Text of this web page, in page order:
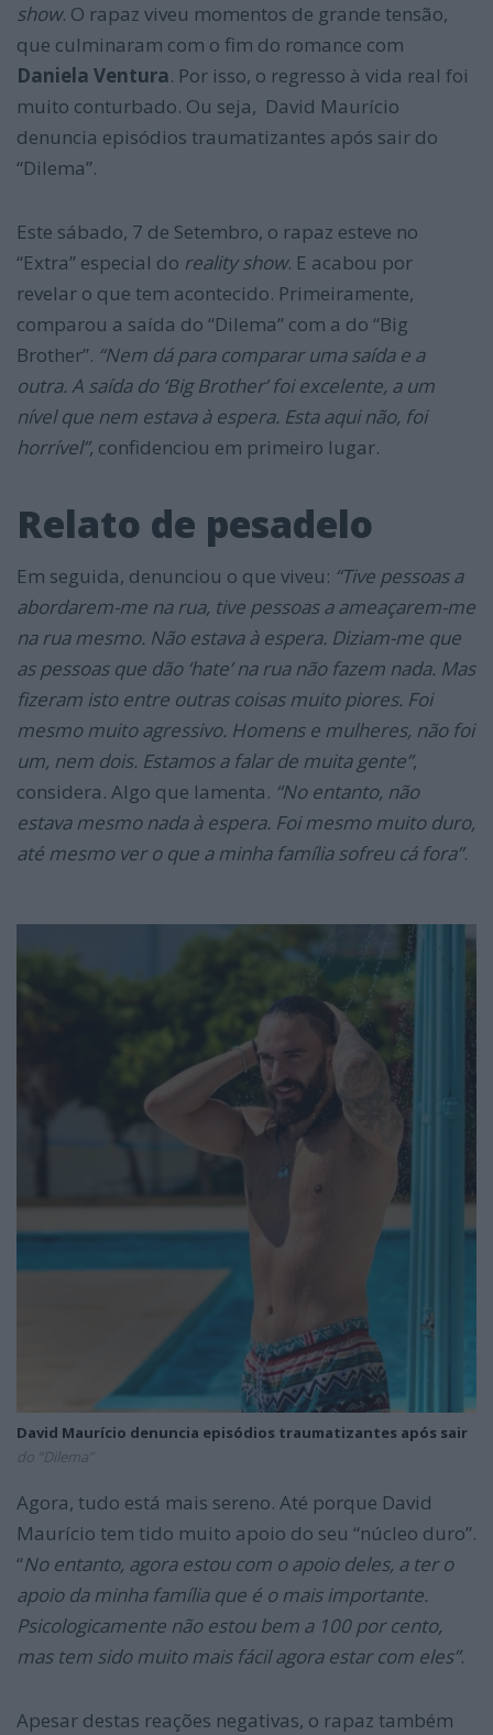
show. O rapaz viveu momentos de grande tensão,
que culminaram com o fim do romance com
Daniela Ventura. Por isso, o regresso à vida real foi
muito conturbado. Ou seja, David Maurício
denuncia episódios traumatizantes após sair do
“Dilema”.
Este sábado, 7 de Setembro, o rapaz esteve no
“Extra” especial do reality show. E acabou por
revelar o que tem acontecido. Primeiramente,
comparou a saída do “Dilema” com a do “Big
Brother”. “Nem dá para comparar uma saída e a
outra. A saída do ‘Big Brother’ foi excelente, a um
nível que nem estava à espera. Esta aqui não, foi
horrível”, confidenciou em primeiro lugar.
Relato de pesadelo
Em seguida, denunciou o que viveu: “Tive pessoas a
abordarem-me na rua, tive pessoas a ameaçarem-me
na rua mesmo. Não estava à espera. Diziam-me que
as pessoas que dão ‘hate’ na rua não fazem nada. Mas
fizeram isto entre outras coisas muito piores. Foi
mesmo muito agressivo. Homens e mulheres, não foi
um, nem dois. Estamos a falar de muita gente”,
considera. Algo que lamenta. “No entanto, não
estava mesmo nada à espera. Foi mesmo muito duro,
até mesmo ver o que a minha família sofreu cá fora”.
David Maurício denuncia episódios traumatizantes após sair
do “Dilema”
Agora, tudo está mais sereno. Até porque David
Maurício tem tido muito apoio do seu “núcleo duro”.
“No entanto, agora estou com o apoio deles, a ter o
apoio da minha família que é o mais importante.
Psicologicamente não estou bem a 100 por cento,
mas tem sido muito mais fácil agora estar com eles”.
Apesar destas reações negativas, o rapaz também